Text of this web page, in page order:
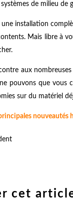
de milieu
une installation
Mais libre à
aux
pouvons que vous
sur du matériel
nouveautés
cet